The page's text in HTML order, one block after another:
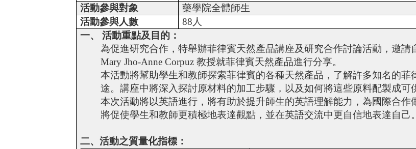
活動參與對象
藥學院全體師生
活動參與人數
88 人
一、 活動重點及目的：
為促進研究合作，特舉辦菲律賓天然產品講座及研究合作討論活動，邀請
Mary Jho-Anne Corpuz教授就菲律賓天然產品進行分享。
本活動將幫助學生和教師探索菲律賓的各種天然產品，了解許多知名的菲
途。講座中將深入探討原材料的加工步驟，以及如何將這些原料配製成可
本次活動將以英語進行，將有助於提升師生的英語理解能力，為國際合作
將促使學生和教師更積極地表達觀點，並在英語交流中更自信地表達自己。
二、活動之質量化指標：